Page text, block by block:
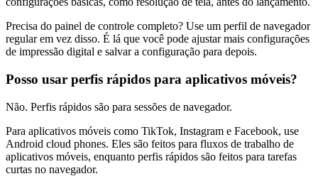
Precisa do painel de controle completo? Use um perfil de navegador
regular em vez disso. É lá que você pode ajustar mais configurações
de impressão digital e salvar a configuração para depois.
Posso usar perfis rápidos para aplicativos móveis?
Não. Perfis rápidos são para sessões de navegador.
Para aplicativos móveis como TikTok, Instagram e Facebook, use
Android cloud phones. Eles são feitos para fluxos de trabalho de
aplicativos móveis, enquanto perfis rápidos são feitos para tarefas
curtas no navegador.